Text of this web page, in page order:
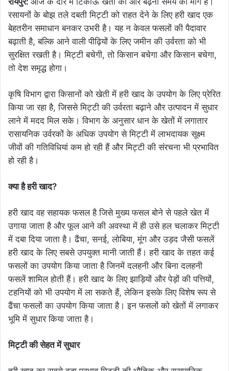
रसायनों के बोझ तले दबती मिट्टी को राहत देने के लिए हरी खाद एक
बेहतरीन समाधान बनकर उभरी है। यह न केवल फसलों की पैदावार
बढ़ाती है, बल्कि आने वाली पीढ़ियों के लिए जमीन की उर्वरता को भी
सुरक्षित रखती है। मिट्टी बचेगी, तो किसान बचेगा और किसान बचेगा,
तो देश समृद्ध होगा।
कृषि विभाग द्वारा किसानों को खेती में हरी खाद के उपयोग के लिए प्रेरित
किया जा रहा है, जिससे मिट्टी की उर्वरता बढ़ाने और उत्पादन में सुधार
लाने में मदद मिल सके। विभाग के अनुसार धान के खेतों में लगातार
रासायनिक उर्वरकों के अधिक उपयोग से मिट्टी में लाभदायक सूक्ष्म
जीवों की गतिविधियां कम हो रही हैं और मिट्टी की संरचना भी प्रभावित
हो रही है।
क्या है हरी खाद?
हरी खाद वह सहायक फसल है जिसे मुख्य फसल बोने से पहले खेत में
उगाया जाता है और फूल आने की अवस्था में ही उसे हल चलाकर मिट्टी
में दबा दिया जाता है। ढैंचा, सनई, लोबिया, मूंग और उड़द जैसी फसलें
हरी खाद के लिए सबसे उपयुक्त मानी जाती हैं। हरी खाद के तहत कई
फसलों का उपयोग किया जाता है जिनमें दलहनी और बिना दलहनी
फसलें शामिल होती हैं। हरी खाद के लिए झाड़ियों और पेड़ों की पत्तियों,
टहनियों को भी उपयोग में ला सकते हैं, लेकिन इसके लिए विशेष रूप से
ढैंचा फसलों का उपयोग किया जाता है। इन फसलों को खेतों में लगाकर
भूमि में सुधार किया जाता है।
मिट्टी की सेहत में सुधार